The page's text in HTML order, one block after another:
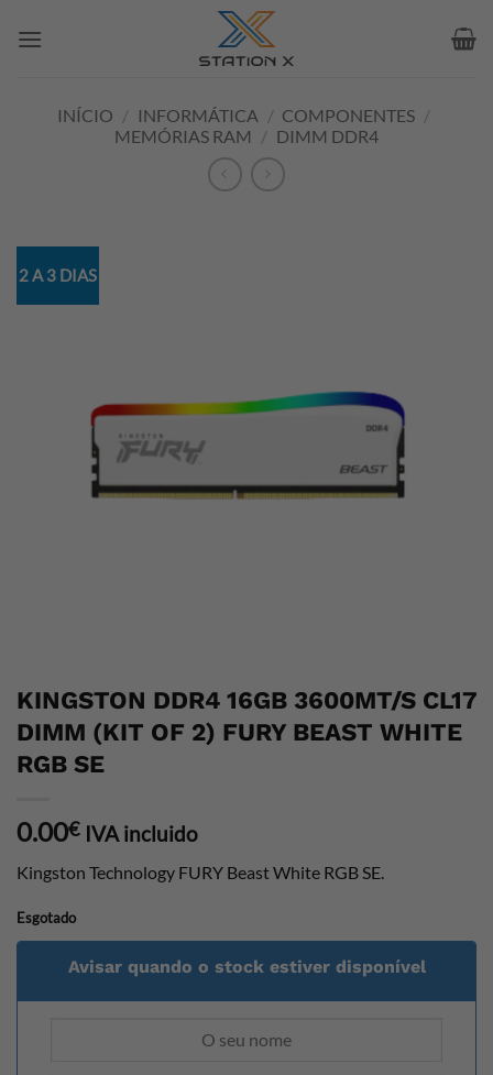
INÍCIO / INFORMÁTICA / COMPONENTES /
MEMÓRIAS RAM / DIMM DDR4
2 A 3 DIAS
KINGSTON DDR4 16GB 3600MT/S CL17
DIMM (KIT OF 2) FURY BEAST WHITE
RGB SE
0.00€ IVA incluido
Kingston Technology FURY Beast White RGB SE.
Esgotado
Avisar quando o stock estiver disponível